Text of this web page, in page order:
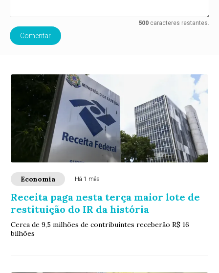
500caracteres restantes.
Comentar
Economia Há 1 mês
Receita paga nesta terça maior lote de
restituição do IR da história
Cerca de 9,5 milhões de contribuintes receberão R$ 16
bilhões